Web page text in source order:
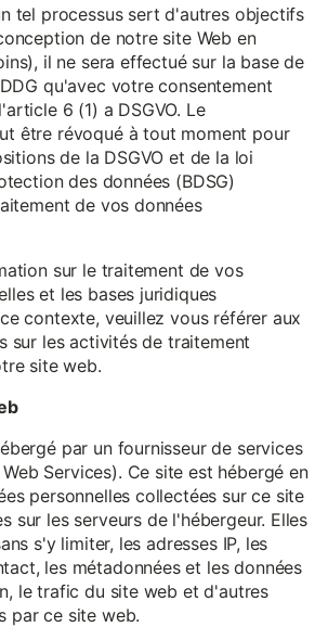
tel processus sert d'autres objectifs
de notre site Web en
il ne sera effectué sur la base de
qu'avec votre consentement
6 (1) a DSGVO. Le
être révoqué à tout moment pour
de la DSGVO et de la loi
des données (BDSG)
de vos données
sur le traitement de vos
et les bases juridiques
contexte, veuillez vous référer aux
sur les activités de traitement
site web.
par un fournisseur de services
Services). Ce site est hébergé en
personnelles collectées sur ce site
sur les serveurs de l'hébergeur. Elles
s'y limiter, les adresses IP, les
les métadonnées et les données
le trafic du site web et d'autres
par ce site web.